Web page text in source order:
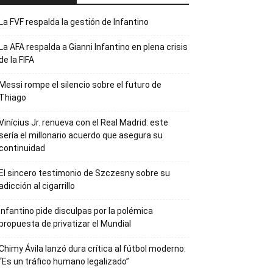
La FVF respalda la gestión de Infantino
La AFA respalda a Gianni Infantino en plena crisis
la FIFA
Messi rompe el silencio sobre el futuro de
Thiago
Jr. renueva con el Real Madrid: este
el millonario acuerdo que asegura su
El sincero testimonio de Szczesny sobre su
al cigarrillo
Infantino pide disculpas por la polémica
de privatizar el Mundial
Ávila lanzó dura crítica al fútbol moderno:
un tráfico humano legalizado”